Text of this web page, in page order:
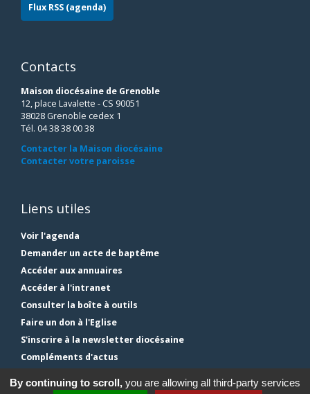
Flux RSS (agenda)
Contacts
Maison diocésaine de Grenoble
12, place Lavalette - CS 90051
38028 Grenoble cedex 1
Tél. 04 38 38 00 38
Contacter la Maison diocésaine
Contacter votre paroisse
Liens utiles
Voir l'agenda
Demander un acte de baptême
Accéder aux annuaires
Accéder à l'intranet
Consulter la boîte à outils
Faire un don à l'Eglise
S'inscrire à la newsletter diocésaine
Compléments d'actus
By continuing to scroll, you are allowing all third-party services